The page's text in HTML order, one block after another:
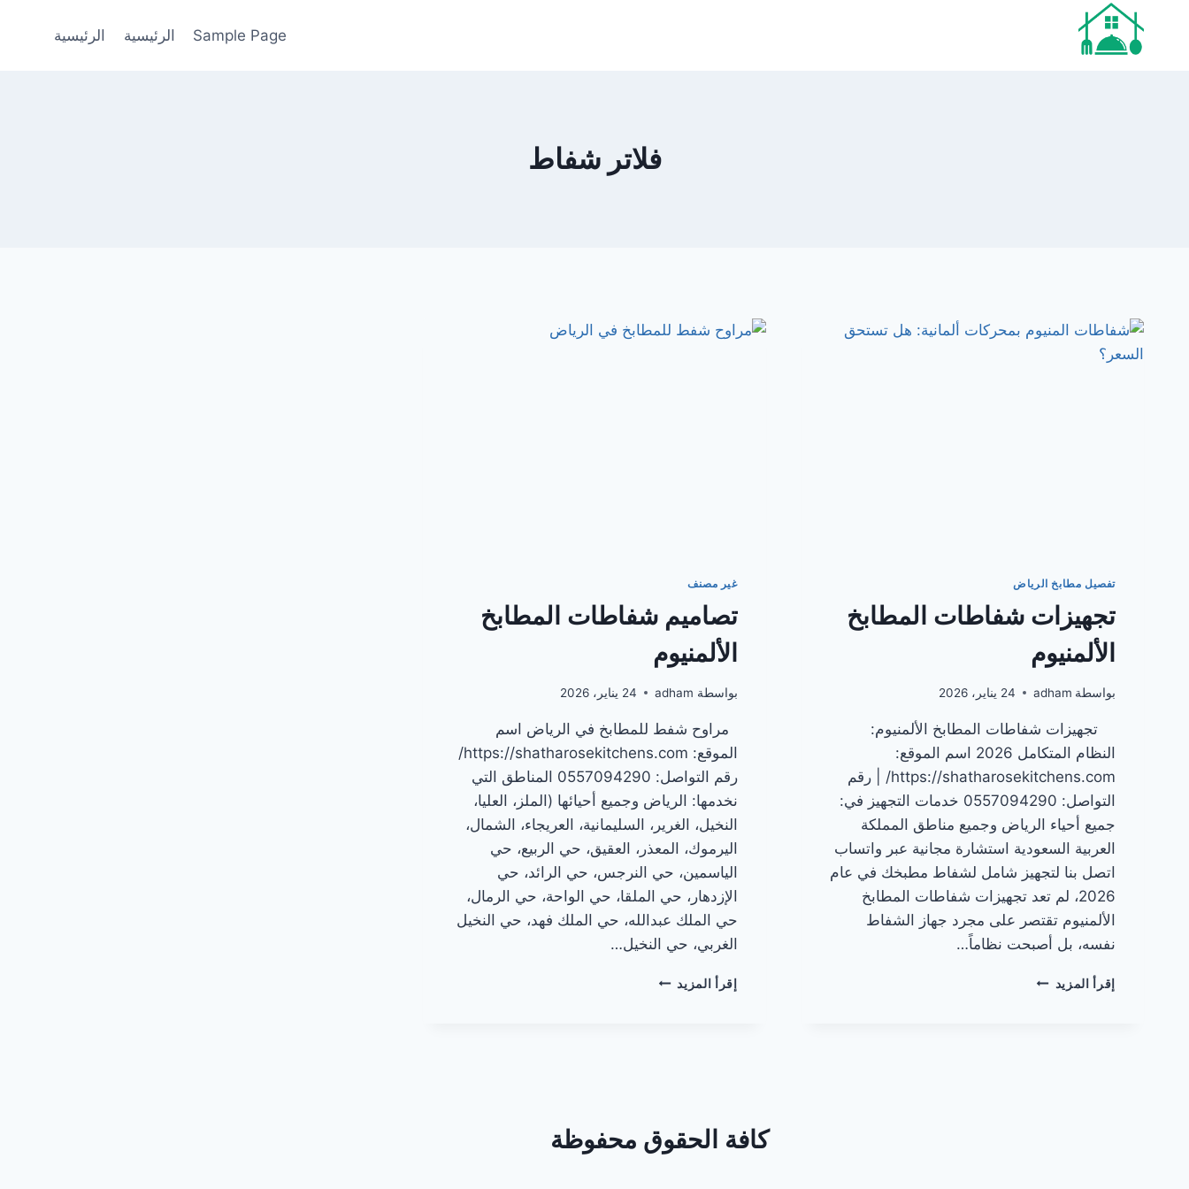
المحتوى
Sample Page الرئيسية الرئيسية
فلاتر شفاط
تفصيل مطابخ الرياض
تجهيزات شفاطات المطابخ
الألمنيوم
بواسطة adham 24 يناير، 2026
تجهيزات شفاطات المطابخ الألمنيوم:
النظام المتكامل 2026 اسم الموقع:
https://shatharosekitchens.com/ | رقم
التواصل: 0557094290 خدمات التجهيز في:
جميع أحياء الرياض وجميع مناطق المملكة
العربية السعودية استشارة مجانية عبر واتساب
اتصل بنا لتجهيز شامل لشفاط مطبخك في عام
2026، لم تعد تجهيزات شفاطات المطابخ
الألمنيوم تقتصر على مجرد جهاز الشفاط
نفسه، بل أصبحت نظاماً…
إقرأ المزيد تجهيزات
غير مصنف
تصاميم شفاطات المطابخ
الألمنيوم
بواسطة adham 24 يناير، 2026
مراوح شفط للمطابخ في الرياض اسم
الموقع: https://shatharosekitchens.com/
رقم التواصل: 0557094290 المناطق التي
نخدمها: الرياض وجميع أحيائها (الملز، العليا،
النخيل، الغرير، السليمانية، العريجاء، الشمال،
اليرموك، المعذر، العقيق، حي الربيع، حي
الياسمين، حي النرجس، حي الرائد، حي
الإزدهار، حي الملقا، حي الواحة، حي الرمال،
حي الملك عبدالله، حي الملك فهد، حي النخيل
الغربي، حي النخيل…
إقرأ المزيد تصاميم
كافة الحقوق محفوظة